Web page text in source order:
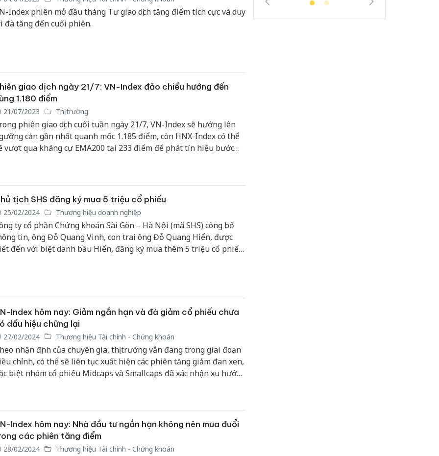
Index phiên mở đầu tháng Tư giao dịch tăng điểm tích cực và duy
đà tăng đến cuối phiên.
giao dịch ngày 21/7: VN-Index đảo chiều hướng đến
1.180 điểm
21/07/2023 Thị trường
phiên giao dịch cuối tuần ngày 21/7, VN-Index sẽ hướng lên
cản gần nhất quanh mốc 1.185 điểm, còn HNX-Index có thể
vượt qua kháng cự EMA200 tại 233 điểm để phát tín hiệu bước
tịch SHS đăng ký mua 5 triệu cổ phiếu
25/02/2024 Thương hiệu doanh nghiệp
ty cổ phần Chứng khoán Sài Gòn – Hà Nội (mã SHS) công bố
tin, ông Đỗ Quang Vinh, con trai ông Đỗ Quang Hiển, được
đến với biệt danh bầu Hiển, đăng ký mua thêm 5 triệu cổ phiếu
Index hôm nay: Giảm ngắn hạn và đà giảm cổ phiếu chưa
dấu hiệu chững lại
27/02/2024 Thương hiệu Tài chính - Chứng khoán
nhận định của chuyên gia, thị trường vẫn đang trong giai đoạn
chỉnh, có thể sẽ liên tục xuất hiện các phiên tăng giảm đan xen,
biệt nhóm cổ phiếu Midcaps và Smallcaps đã xác nhận xu hướng
Index hôm nay: Nhà đầu tư ngắn hạn không nên mua đuổi
các phiên tăng điểm
28/02/2024 Thương hiệu Tài chính - Chứng khoán